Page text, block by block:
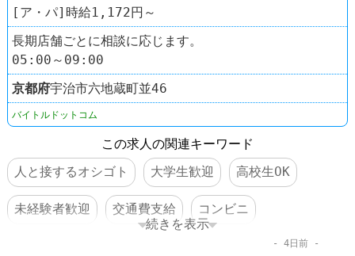
[ア・パ]時給1,172円～
長期店舗ごとに相談に応じます。
05:00～09:00
京都府宇治市六地蔵町並46
バイトルドットコム
この求人の関連キーワード
人と接するオシゴト
大学生歓迎 高校生OK
未経験者歓迎 交通費支給 コンビニ
続きを表示
4日前